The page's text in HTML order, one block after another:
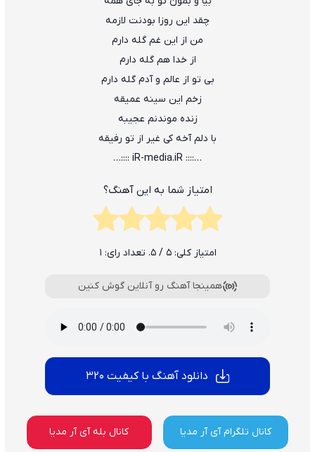
چقد این روزا بودنت لازمه
من از این غم گله دارم
از خدا هم گله دارم
بی تو از عالم و آدم گله دارم
زخم این سینه عمیقه
زنده موندنم عجیبه
با دلم آخه کی غیر از تو رفیقه
…:::: iR-media.iR ::::…
امتیاز شما به این آهنگ؟
امتیاز کلی:5 / 5. تعداد رای: 1
همینجا آهنگ رو آنلاین گوش کنین
دانلود آهنگ با کیفیت 320
کانال تلگرام آی آر مدیا کانال بله آی آر مدیا